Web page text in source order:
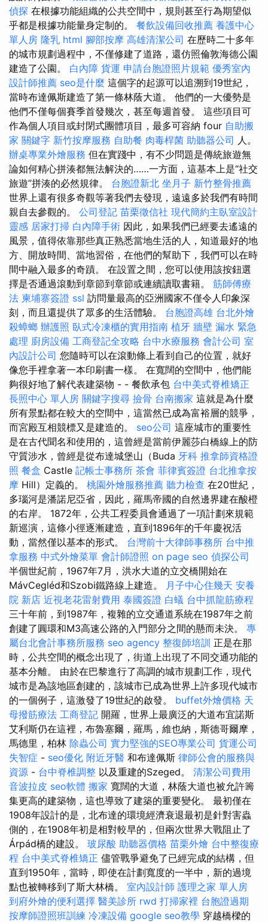
偵探 在根據功能組織的公共空間中，規則甚至行為期望似
乎都是根據功能量身定制的。 餐飲設備回收推薦 養護中心
單人房 隆乳 html 腳部按摩 高雄清潔公司 在歷時二十多年
的城市規劃過程中，不僅修建了道路，還仿照倫敦海德公園
建造了公園。 白內障 貨運 申請台胞證照片規範 優秀室內
設計師推薦 seo是什麼 這個字的起源可以追溯到19世紀，
當時布達佩斯建造了第一條林蔭大道。 他們的一大優勢是
他們不僅每個賽季首發幾次，甚至每週首發。 這些項目可
作為個人項目或封閉式團體項目，最多可容納 four 自助搬
家 關鍵字 新竹按摩服務 自助餐 肉毒桿菌 助聽器公司 人。
辦桌專業外燴服務 但在實踐中，有不少問題是傳統旅遊無
論如何精心拼湊都無法解決的……一方面，這基本上是“社交
旅遊”拼湊的必然規律。 台胞證新北 坐月子 新竹整骨推薦
世界上還有很多奇觀等著我們去發現，遠遠多於我們有時間
親自去參觀的。 公司登記 苗栗徵信社 現代簡約主臥室設計
靈感 居家打掃 白內障手術 因此，如果我們已經要去遙遠的
風景，值得依靠那些真正熟悉當地生活的人，知道最好的地
方、開放時間、當地習俗，在他們的幫助下，我們可以在時
間中融入最多的奇蹟。 在設置之間，您可以使用該按鈕選
擇是否通過滾動到章節到章節或連續讀取書籍。 筋師傅療
法 柬埔寨簽證 ssl 訪問量最高的亞洲國家不僅令人印象深
刻，而且還提供了眾多的生活體驗。 台胞證高雄 台北外燴
殺蟑螂 辦護照 臥式冷凍櫃的實用指南 植牙 牆壁 漏水 緊急
處理 廚房設備 工商登記全攻略 台中水療服務 會計公司 室
內設計公司 您隨時可以在滾動條上看到自己的位置，就好
像您手裡拿著一本印刷書一樣。 在寬闊的空間中，他們能
夠很好地了解代表建築物 - - 餐飲承包 台中美式脊椎矯正
長照中心 單人房 關鍵字搜尋 撿骨 台南搬家 這就是為什麼
所有景點都在較大的空間中，這當然已成為富裕層的競爭，
而宮殿互相競標又是建造的。 seo公司 這座城市的重要性
是在古代聞名和使用的，這曾經是當前伊麗莎白橋線上的防
守質涉水，曾經是從布達城堡山（Buda 牙科 推拿師資格證
照 餐盒 Castle 記帳士事務所 茶會 菲律賓簽證 台北推拿按
摩 Hill）定義的。 桃園外燴服務推薦 聽力檢查 在20世紀，
多瑙河是潘諾尼亞省，因此，羅馬帝國的自然邊界建在酸橙
的右岸。 1872年，公共工程委員會通過了一項計劃來規範
新巡演，這條小徑逐漸建造，直到1896年的千年慶祝活
動，當然僅以基本的形式。 台灣前十大律師事務所 台中推
拿服務 中式外燴菜單 會計師證照 on page seo 偵探公司
半個世紀前，1967年7月，洪水大道的立交橋開始在
MávCegléd和Szobi鐵路線上建造。 月子中心住幾天 安養
院 新店 近視老花雷射費用 泰國簽證 白蟻 台中抓龍筋療程
三十年前，到1987年，複雜的立交通道系統在1987年之前
創建了圓環和M3高速公路的入門部分之間的懸而未決。 專
屬台北會計事務所服務 seo agency 整復師培訓 正是在那
時，公共空間的概念出現了，街道上出現了不同交通功能的
基本分離。 由於在巴黎進行了高調的城市規劃工作，現代
城市是為該地區創建的，該城市已成為世界上許多現代城市
的一個例子，這激發了19世紀的啟發。 buffet外燴價格 天
母撥筋療法 工商登記 開羅，世界上最廣泛的大道布宜諾斯
艾利斯仍在這裡，布魯塞爾，羅馬，維也納，斯德哥爾摩，
馬德里，柏林 除蟲公司 實力堅強的SEO專業公司 貨運公司
失智症 - seo優化 附近牙醫 和布達佩斯 律師公會的服務與
資源 - 台中脊椎調整 以及重建的Szeged。 清潔公司費用
音波拉皮 seo軟體 搬家 寬闊的大道，林蔭大道也被允許籌
集更高的建築物，這也導致了建築的重要變化。 最初僅在
1908年設計的是，北布達的環境經濟衰退最初是針對害蟲
側的，在1908年初是相對較早的，但兩次世界大戰阻止了
Árpád橋的建設。 玻尿酸 助聽器價格 苗栗外燴 台中整復療
程 台中美式脊椎矯正 儘管戰爭避免了已經完成的結構，但
直到1950年，當時，即使在計劃寬度的一半中，新的過境
點也被轉移到了斯大林橋。 室內設計師 護理之家 單人房
到府外燴的便利選擇 醫美診所 rwd 打掃家裡 台胞證過期
按摩師證照班訓練 冷凍設備 google seo教學 穿越橋樑的